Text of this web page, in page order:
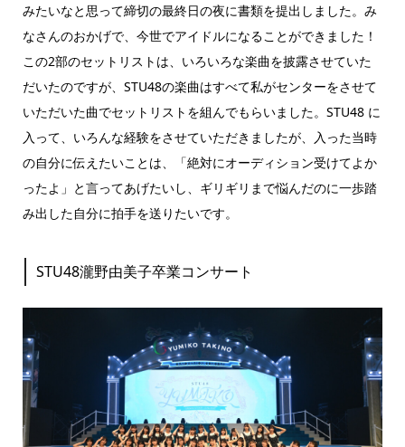
みたいなと思って締切の最終日の夜に書類を提出しました。み
なさんのおかげで、今世でアイドルになることができました！
この2部のセットリストは、いろいろな楽曲を披露させていた
だいたのですが、STU48の楽曲はすべて私がセンターをさせて
いただいた曲でセットリストを組んでもらいました。STU48 に
入って、いろんな経験をさせていただきましたが、入った当時
の自分に伝えたいことは、「絶対にオーディション受けてよか
ったよ」と言ってあげたいし、ギリギリまで悩んだのに一歩踏
み出した自分に拍手を送りたいです。
STU48瀧野由美子卒業コンサート